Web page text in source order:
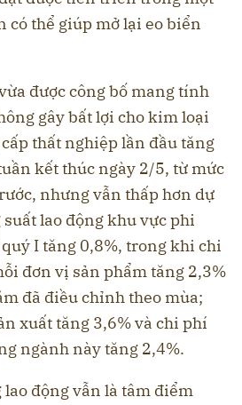
có thể giúp mở lại eo biển
được công bố mang tính
gây bất lợi cho kim loại
thất nghiệp lần đầu tăng
kết thúc ngày 2/5, từ mức
nhưng vẫn thấp hơn dự
lao động khu vực phi
I tăng 0,8%, trong khi chi
đơn vị sản phẩm tăng 2,3%
đã điều chỉnh theo mùa;
xuất tăng 3,6% và chi phí
ngành này tăng 2,4%.
động vẫn là tâm điểm